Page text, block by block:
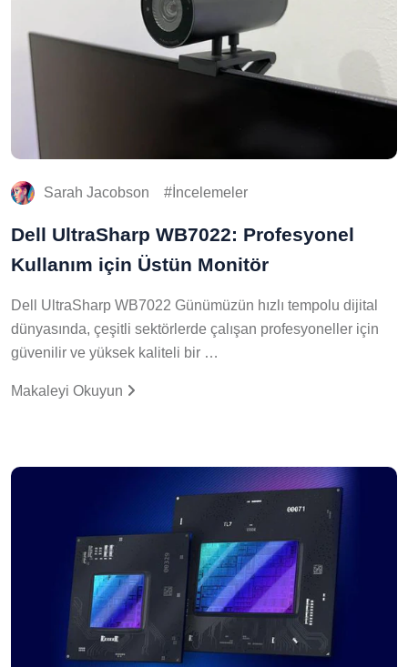
Sarah Jacobson İncelemeler
Dell UltraSharp WB7022: Profesyonel
Kullanım için Üstün Monitör
Dell UltraSharp WB7022 Günümüzün hızlı tempolu dijital
dünyasında, çeşitli sektörlerde çalışan profesyoneller için
güvenilir ve yüksek kaliteli bir …
Makaleyi Okuyun